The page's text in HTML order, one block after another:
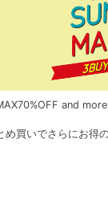
and
め買いでさらにお得